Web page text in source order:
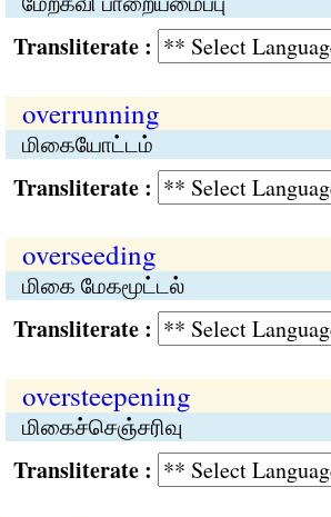
:
overrunning
மிகையோட்டம்
:
overseeding
மிகை மேகமூட்டல்
:
oversteepening
மிகைச்செஞ்சரிவு
: